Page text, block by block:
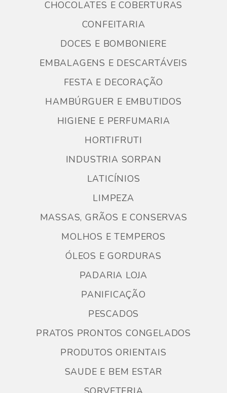
CHOCOLATES E COBERTURAS
CONFEITARIA
DOCES E BOMBONIERE
EMBALAGENS E DESCARTÁVEIS
FESTA E DECORAÇÃO
HAMBÚRGUER E EMBUTIDOS
HIGIENE E PERFUMARIA
HORTIFRUTI
INDUSTRIA SORPAN
LATICÍNIOS
LIMPEZA
MASSAS, GRÃOS E CONSERVAS
MOLHOS E TEMPEROS
ÓLEOS E GORDURAS
PADARIA LOJA
PANIFICAÇÃO
PESCADOS
PRATOS PRONTOS CONGELADOS
PRODUTOS ORIENTAIS
SAUDE E BEM ESTAR